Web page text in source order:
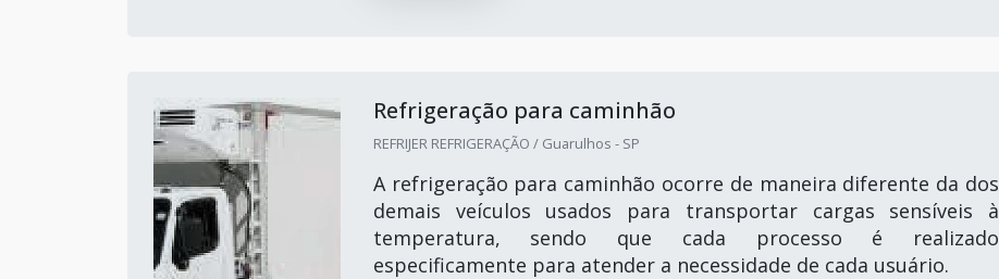
Refrigeração para caminhão
REFRIJER REFRIGERAÇÃO / Guarulhos - SP
A refrigeração para caminhão ocorre de maneira diferente da dos
demais veículos usados para transportar cargas sensíveis à
temperatura, sendo que cada processo é realizado
especificamente para atender a necessidade de cada usuário.